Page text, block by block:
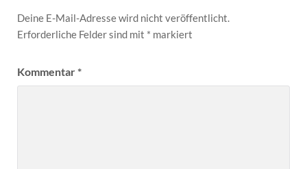
Deine E-Mail-Adresse wird nicht veröffentlicht.
Erforderliche Felder sind mit * markiert
Kommentar*